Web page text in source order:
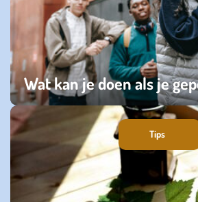
Wat kan je doen als je
dinsdag 24 september 2024
Tips